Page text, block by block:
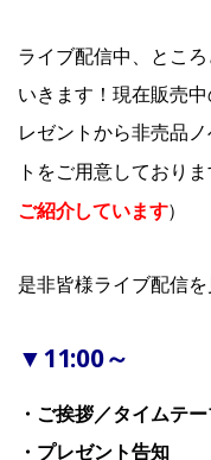
ライブ配信中、とこ
いきます！現在販売
レゼントから非売品
トをご用意しており
ご紹介しています）
是非皆様ライブ配信
▼11:00～
・ご挨拶／タイムテ
・プレゼント告知